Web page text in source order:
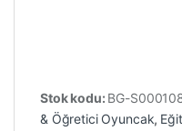
Stok kodu: BG-
& Öğretici Oyuncak,